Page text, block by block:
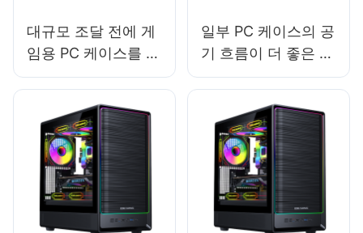
대규모 조달 전에 게
임용 PC 케이스를 검
사해야 합니까?
일부 PC 케이스의 공
기 흐름이 더 좋은 이
유는 무엇일까요?